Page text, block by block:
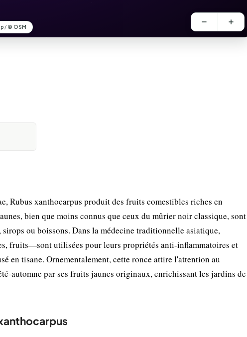
Rubus xanthocarpus produit des fruits comestibles riches en
bien que moins connus que ceux du mûrier noir classique, sont
ou boissons. Dans la médecine traditionnelle asiatique,
fruits—sont utilisées pour leurs propriétés anti-inflammatoires et
en tisane. Ornementalement, cette ronce attire l'attention au
automne par ses fruits jaunes originaux, enrichissant les jardins de